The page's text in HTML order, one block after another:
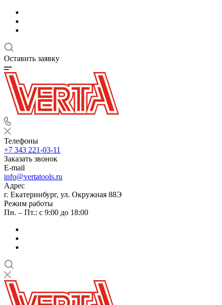
Оставить заявку
Телефоны
+7 343 221-03-11
Заказать звонок
E-mail
info@vertatools.ru
Адрес
г. Екатеринбург, ул. Окружная 88Э
Режим работы
Пн. – Пт.: с 9:00 до 18:00